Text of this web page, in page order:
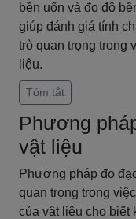
bền uốn và đo độ
giúp đánh giá tính
trò quan trọng trong
liệu.
Tóm tắt
Phương
vật liệu
Phương pháp đo
quan trọng trong
của vật liệu cho biết